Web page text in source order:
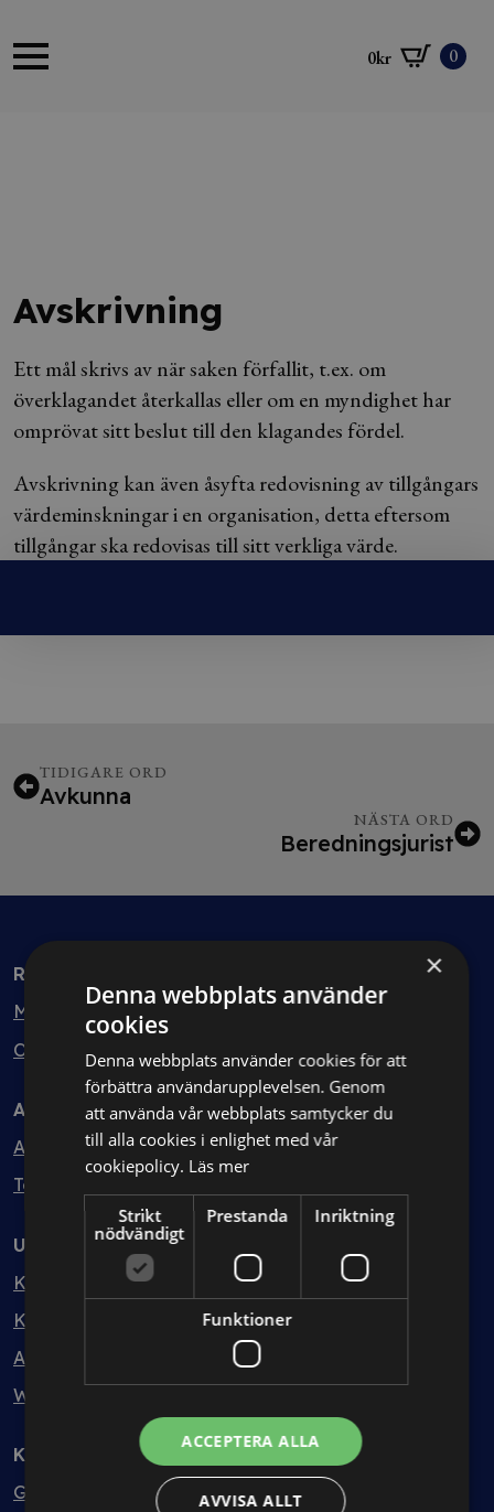
0kr 0
Avskrivning
Ett mål skrivs av när saken förfallit, t.ex. om
överklagandet återkallas eller om en myndighet har
omprövat sitt beslut till den klagandes fördel.
Avskrivning kan även åsyfta redovisning av tillgångars
värdeminskningar i en organisation, detta eftersom
tillgångar ska redovisas till sitt verkliga värde.
TIDIGARE ORD
Avkunna
NÄSTA ORD
Beredningsjurist
Rådgivning
Min bolagsjurist
Ombud
Avtal
Avtalshantering
Testa kostnadsfritt
Utbildning
Kurser
Kurspaket
Abonnemang
Webbinarium
Kunskapsbank
Guider
×
Denna webbplats använder
cookies
Denna webbplats använder cookies för att
förbättra användarupplevelsen. Genom
att använda vår webbplats samtycker du
till alla cookies i enlighet med vår
cookiepolicy. Läs mer
Strikt
nödvändigt
Prestanda Inriktning
Funktioner
ACCEPTERA ALLA
AVVISA ALLT